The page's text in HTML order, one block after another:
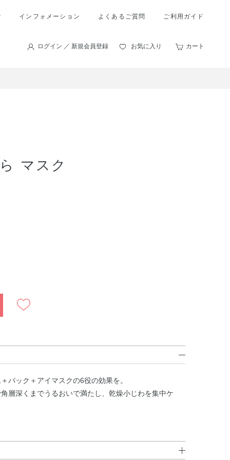
インフォメーション よくあるご質問 ご利用ガイド
ログイン ／ 新規会員登録 お気に入り カート
マスク
パック＋アイマスクの6役の効果を。
層深くまでうるおいで満たし、乾燥小じわを集中ケ